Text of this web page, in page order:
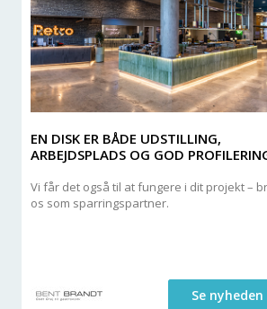
EN DISK ER BÅDE UDSTILLING,
ARBEJDSPLADS OG GOD
Vi får det også til at fungere i dit projekt –
os som sparringspartner.
Se nyheden